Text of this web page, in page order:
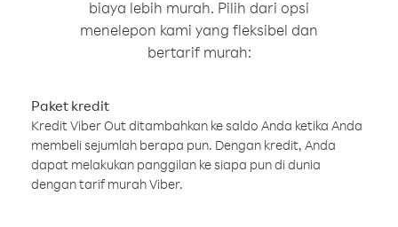
biaya lebih murah. Pilih dari opsi
menelepon kami yang fleksibel dan
bertarif murah:
Paket kredit
Kredit Viber Out ditambahkan ke saldo Anda ketika Anda
membeli sejumlah berapa pun. Dengan kredit, Anda
dapat melakukan panggilan ke siapa pun di dunia
dengan tarif murah Viber.